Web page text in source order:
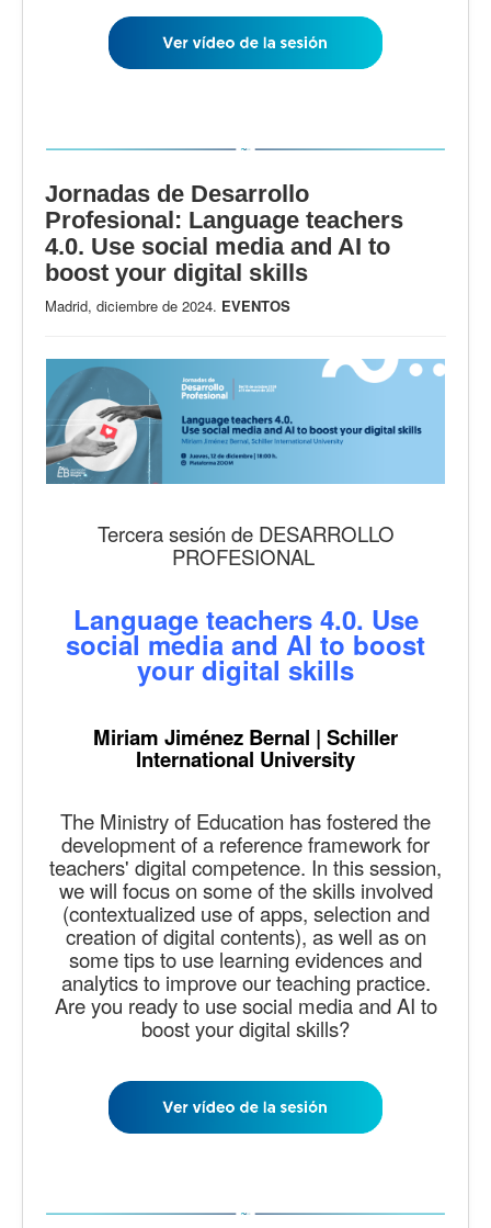
Jornadas de Desarrollo
Profesional: Language teachers
4.0. Use social media and AI to
boost your digital skills
Madrid, diciembre de 2024. EVENTOS
Tercera sesión de DESARROLLO
PROFESIONAL
Language teachers 4.0. Use
social media and AI to boost
your digital skills
Miriam Jiménez Bernal | Schiller
International University
The Ministry of Education has fostered the
development of a reference framework for
teachers' digital competence. In this session,
we will focus on some of the skills involved
(contextualized use of apps, selection and
creation of digital contents), as well as on
some tips to use learning evidences and
analytics to improve our teaching practice.
Are you ready to use social media and AI to
boost your digital skills?